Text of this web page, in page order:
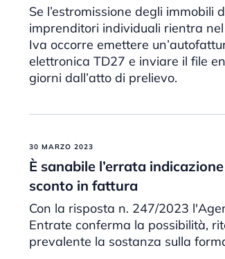
Se l’estromissione degli immobili
imprenditori individuali rientra
Iva occorre emettere
elettronica TD27 e inviare il file
giorni dall’atto di prelievo.
30 MARZO 2023
È sanabile l’errata
sconto in fattura
Con la risposta n. 247/2023
Entrate conferma la possibilità,
prevalente la sostanza sulla